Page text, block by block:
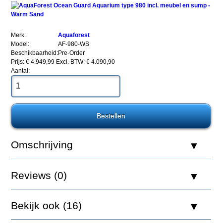
AquaForest
Ocean
type
980
incl.
en
Warm
Sand
Merk:
Aquaforest
Model:
AF-980-WS
Beschikbaarheid:Pre-Order
Prijs: € 4.949,99 Excl. BTW: € 4.090,90
Aantal:
Omschrijving
Reviews (0)
Bekijk ook (16)